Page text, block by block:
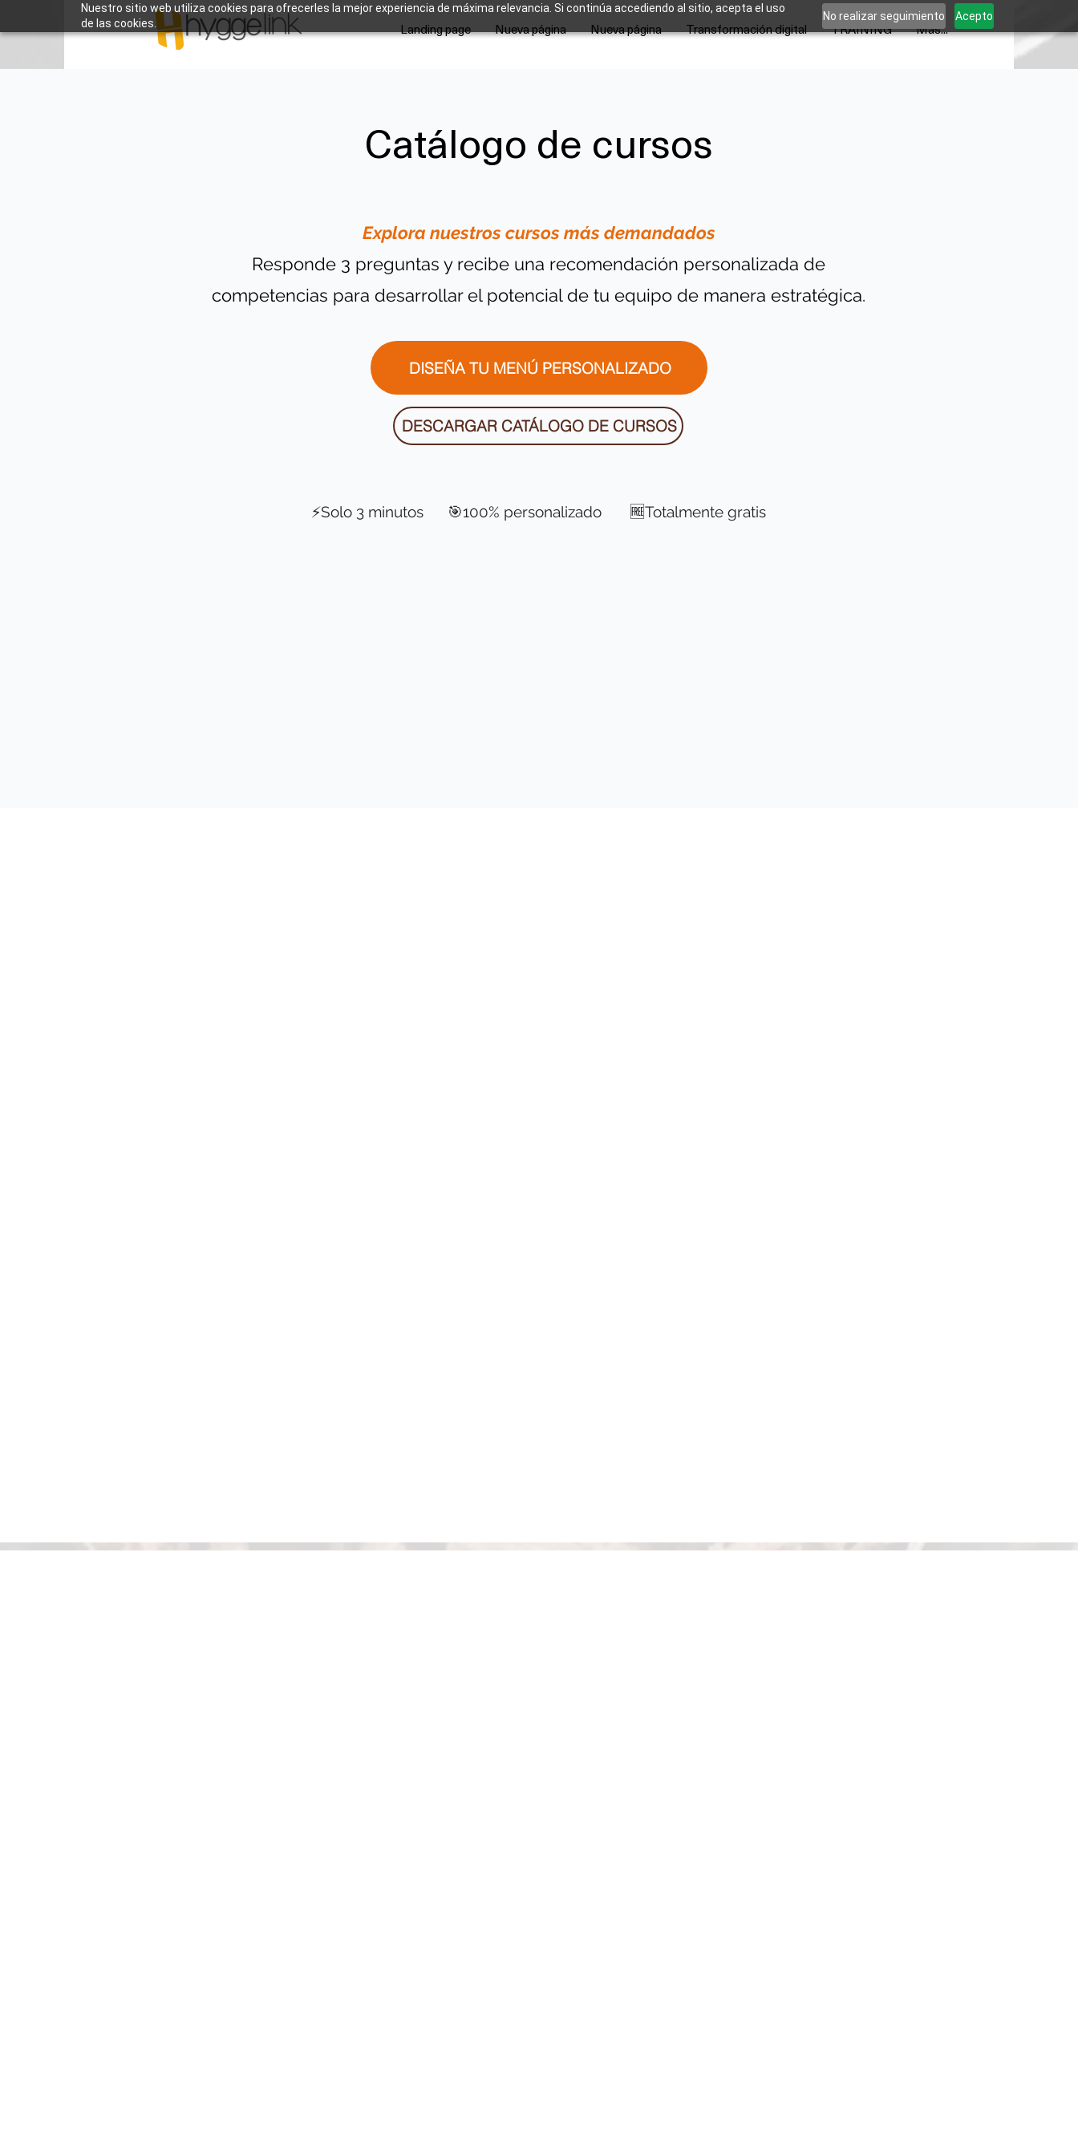
Nuestro sitio web utiliza cookies para ofrecerles la mejor experiencia de máxima relevancia. Si continúa accediendo al sitio, acepta el uso
de las cookies.
No realizar seguimiento Acepto
Landing page Nueva página Nueva página Transformación digital TRAINING Más...
Catálogo de cursos
Explora nuestros cursos más demandados
Responde 3 preguntas y recibe una recomendación personalizada de
competencias para desarrollar el potencial de tu equipo de manera estratégica.
DISEÑA TU MENÚ PERSONALIZADO
DESCARGAR CATÁLOGO DE CURSOS
⚡Solo 3 minutos 🎯100% personalizado 🆓Totalmente gratis